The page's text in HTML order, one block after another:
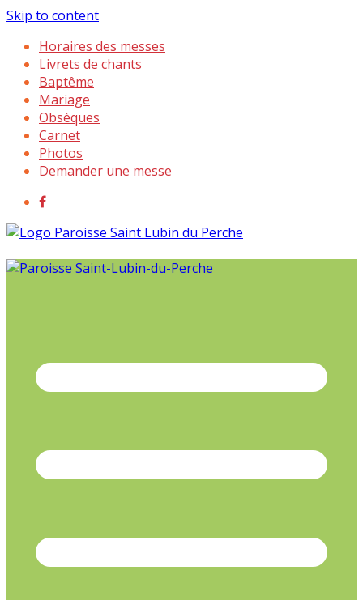
Skip to content
Horaires des messes
Livrets de chants
Baptême
Mariage
Obsèques
Carnet
Photos
Demander une messe